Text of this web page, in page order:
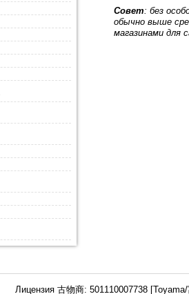
Совет: без
обычно выше
магазинами для
Лицензия 古物商: 501110007738